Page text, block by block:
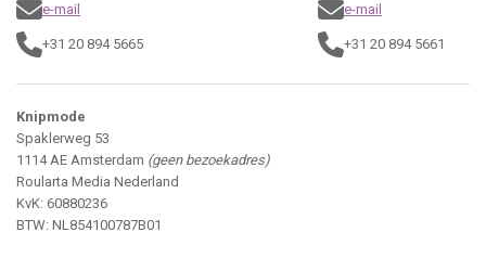
e-mail
+31 20 894 5665
e-mail
+31 20 894 5661
Knipmode
Spaklerweg 53
1114 AE Amsterdam (geen bezoekadres)
Roularta Media Nederland
KvK: 60880236
BTW: NL854100787B01